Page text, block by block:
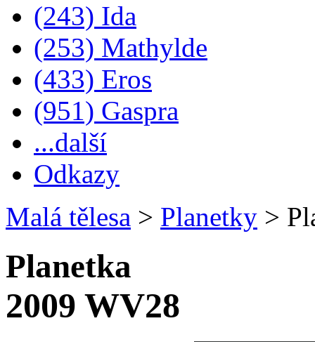
(243) Ida
(253) Mathylde
(433) Eros
(951) Gaspra
...další
Odkazy
Malá tělesa > Planetky >
Planetka
2009 WV28